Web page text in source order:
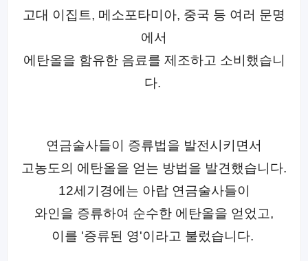
고대 이집트, 메소포타미아, 중국 등 여러 문명
에서
에탄올을 함유한 음료를 제조하고 소비했습니
다.
연금술사들이 증류법을 발전시키면서
고농도의 에탄올을 얻는 방법을 발견했습니다.
12세기경에는 아랍 연금술사들이
와인을 증류하여 순수한 에탄올을 얻었고,
이를 '증류된 영'이라고 불렀습니다.